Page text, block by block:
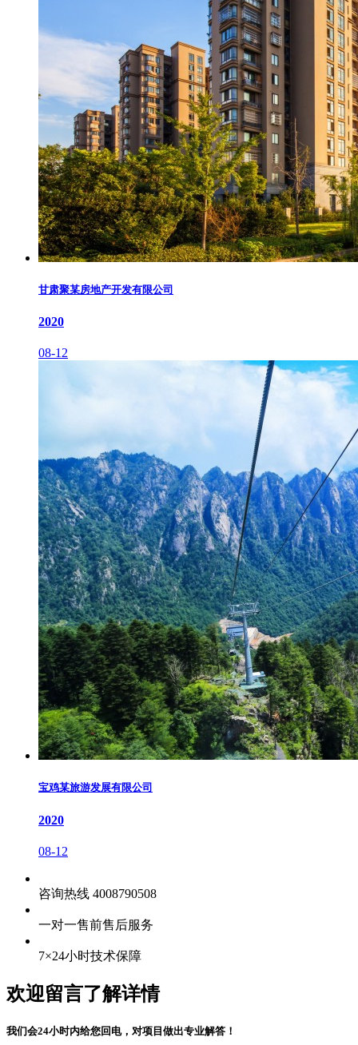
甘肃聚某房地产开发有限公司
2020
08-12
宝鸡某旅游发展有限公司
2020
08-12
咨询热线 4008790508
一对一售前售后服务
7×24小时技术保障
欢迎留言了解详情
我们会24小时内给您回电，对项目做出专业解答！